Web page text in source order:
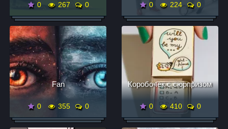
0 267 0 0 224 0
Fan
0 355 0
Коробочек с сюрпризом
0 410 0